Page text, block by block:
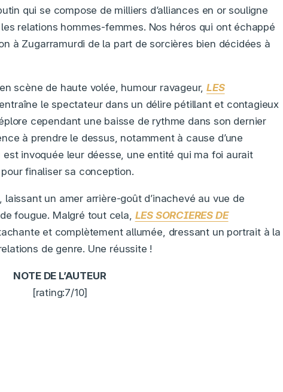
qui se compose de milliers d’alliances en or souligne
relations hommes-femmes. Nos héros qui ont échappé
à Zugarramurdi de la part de sorcières bien décidées à
scène de haute volée, humour ravageur,LES
le spectateur dans un délire pétillant et contagieux
cependant une baisse de rythme dans son dernier
à prendre le dessus, notamment à cause d’une
invoquée leur déesse, une entité qui ma foi aurait
finaliser sa conception.
un amer arrière-goût d’inachevé au vue de
fougue. Malgré tout cela, LES SORCIERES DE
et complètement allumée, dressant un portrait à la
de genre. Une réussite !
NOTE DE L’AUTEUR
[rating:7/10]